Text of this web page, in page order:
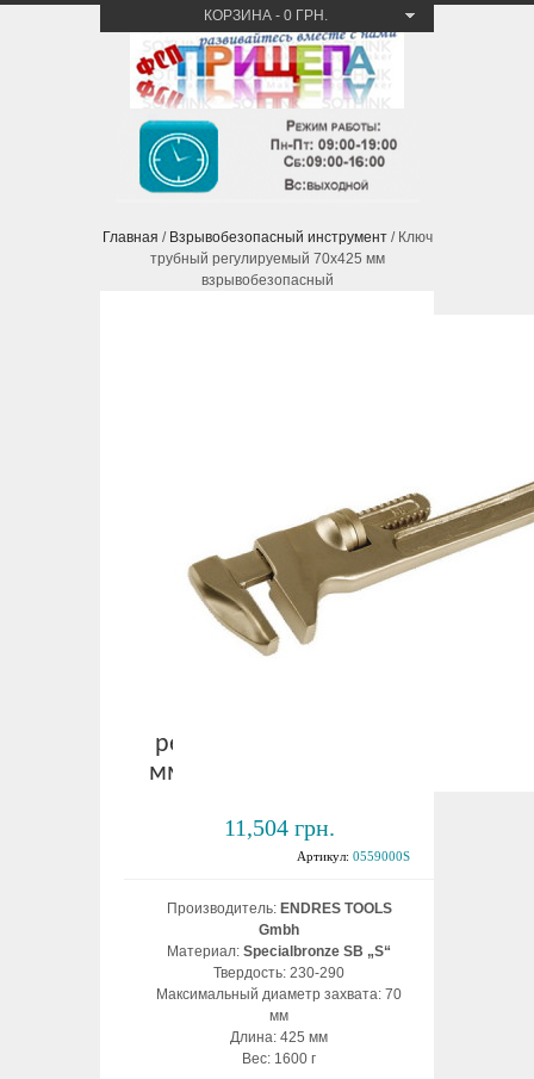
КОРЗИНА - 0 ГРН.
Главная / Взрывобезопасный инструмент/ Ключ
трубный регулируемый 70х425 мм
взрывобезопасный
регулируемый 70х425
мм взрывобезопасный
11,504 грн.
Артикул: 0559000S
Производитель: ENDRES TOOLS
Gmbh
Материал: Specialbronze SB „S“
Твердость: 230-290
Максимальный диаметр захвата: 70
мм
Длина: 425 мм
Вес: 1600 г